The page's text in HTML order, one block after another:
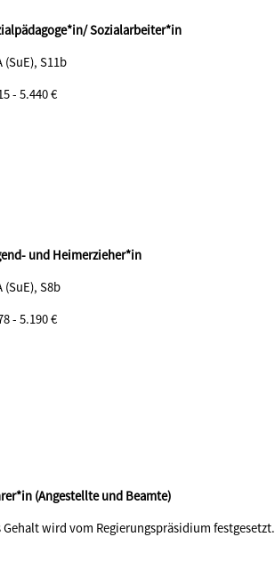
Sozialarbeiter*in
(SuE), S11b
- 5.440 €
und Heimerzieher*in
(SuE), S8b
- 5.190 €
(Angestellte und Beamte)
Gehalt wird vom Regierungspräsidium festgesetzt.